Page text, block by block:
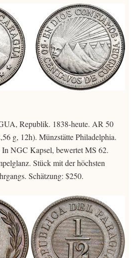
Republik. 1838-heute. AR 50
g, 12h). Münzstätte Philadelphia.
NGC Kapsel, bewertet MS 62.
Stück mit der höchsten
Schätzung: $250.